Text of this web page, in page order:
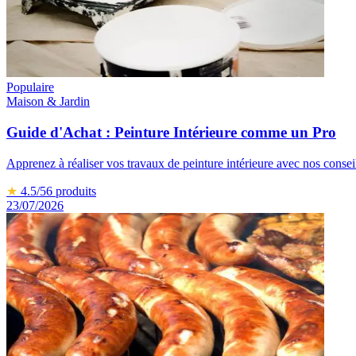
Populaire
Maison & Jardin
Guide d'Achat : Peinture Intérieure comme un Pro
Apprenez à réaliser vos travaux de peinture intérieure avec nos
★ 4.5/56 produits
23/07/2026